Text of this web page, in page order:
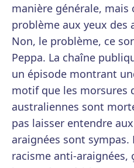
manière générale, mais
problème aux yeux des
Non, le problème, ce
Peppa. La chaîne
un épisode montrant
motif que les morsures
australiennes sont
pas laisser entendre
araignées sont sympas.
racisme anti-araignées,